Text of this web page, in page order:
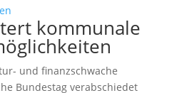
kommunale
und finanzschwache
Bundestag verabschiedet